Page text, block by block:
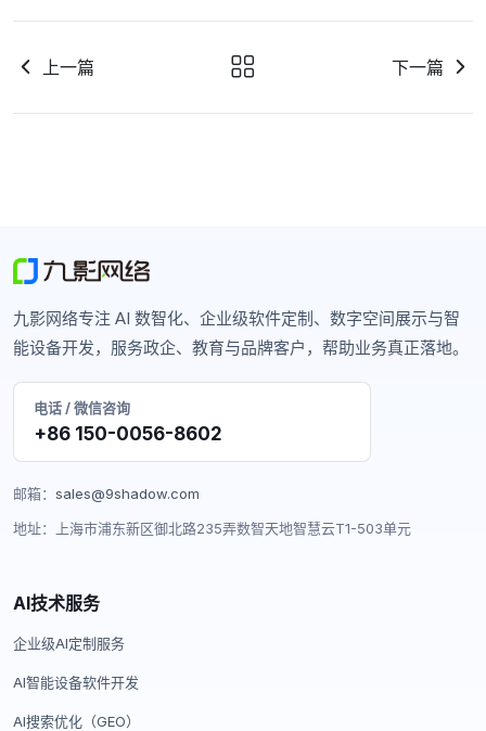
上一篇 下一篇
九影网络专注 AI 数智化、企业级软件定制、数字空间展示与智
能设备开发，服务政企、教育与品牌客户，帮助业务真正落地。
电话 / 微信咨询
+86 150-0056-8602
邮箱： sales@9shadow.com
地址：上海市浦东新区御北路235弄数智天地智慧云T1-503单元
AI技术服务
企业级AI定制服务
AI智能设备软件开发
AI搜索优化（GEO）